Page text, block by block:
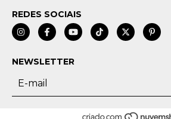
REDES SOCIAIS
NEWSLETTER